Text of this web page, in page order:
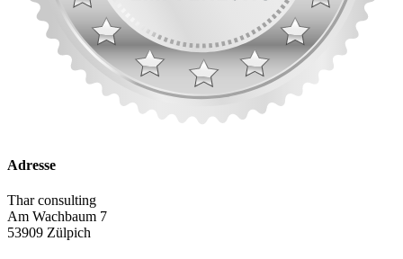
Adresse
Thar consulting
Am Wachbaum 7
53909 Zülpich